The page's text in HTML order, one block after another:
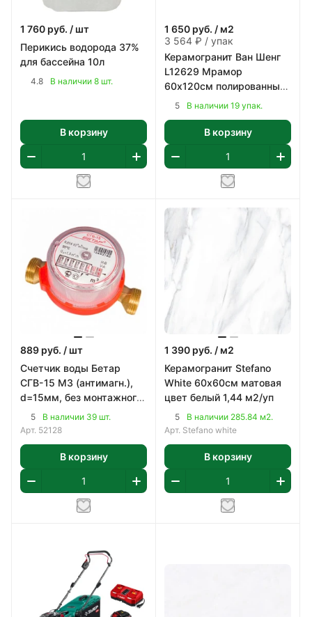
1 760 руб. / шт
Перикись водорода 37%
для бассейна 10л
4.8 В наличии 8 шт.
В корзину
1 650 руб. / м2
3 564 ₽ / упак
Керамогранит Ван Шенг
L12629 Мрамор
60х120см полированный
цвет белый с коричнево-
5 В наличии 19 упак.
В корзину
889 руб. / шт
Счетчик воды Бетар
СГВ-15 МЗ (антимагн.),
d=15мм, без монтажного
комплекта
5
В наличии 39 шт.
Арт. 52128
В корзину
1 390 руб. / м2
Керамогранит Stefano
White 60х60см матовая
цвет белый 1,44 м2/уп
5
В наличии 285.84 м2.
Арт. Stefano white
В корзину